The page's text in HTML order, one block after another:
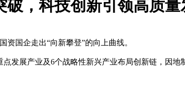
，科技创新引领高质量
国企走出“向新攀登”的向上曲线。
展产业及6个战略性新兴产业布局创新链，因地